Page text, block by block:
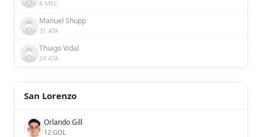
8 MEC
Manuel Shupp
31 ATA
Thiago Vidal
24 ATA
San Lorenzo
Orlando Gill
12 GOL